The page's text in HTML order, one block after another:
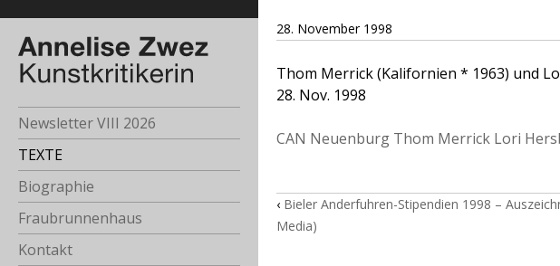
Newsletter VIII 2026
TEXTE
Biographie
Fraubrunnenhaus
Kontakt
28. November 1998
Thom Merrick (Kalifornien * 1963) und
28. Nov. 1998
CAN Neuenburg Thom Merrick Lori
‹ Bieler Anderfuhren-Stipendien 1998 –
Media)